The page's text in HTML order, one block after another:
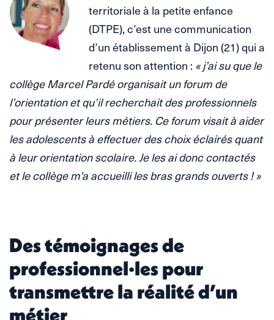
territoriale à la petite enfance
(DTPE), c’est une communication
d’un établissement à Dijon (21) qui a
retenu son attention : « j’ai su que le
collège Marcel Pardé organisait un forum de
l’orientation et qu’il recherchait des professionnels
pour présenter leurs métiers. Ce forum visait à aider
les adolescents à effectuer des choix éclairés quant
à leur orientation scolaire. Je les ai donc contactés
et le collège m’a accueilli les bras grands ouverts ! »
Des témoignages de
professionnel·les pour
transmettre la réalité d’un
métier